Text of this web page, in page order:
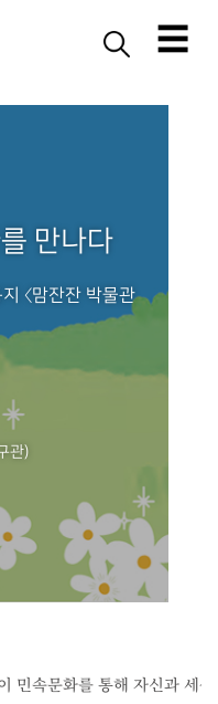
☰
만나다
〈맘잔잔 박물관
관)
민속문화를 통해 자신과 세